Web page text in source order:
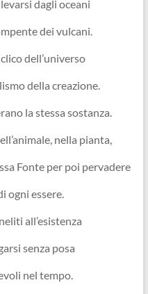
dagli oceani
dei vulcani.
dell’universo
della creazione.
la stessa sostanza.
nella pianta,
Fonte per poi pervadere
ogni essere.
all’esistenza
senza posa
nel tempo.